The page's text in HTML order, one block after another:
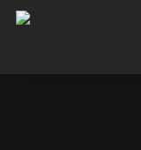
Skip